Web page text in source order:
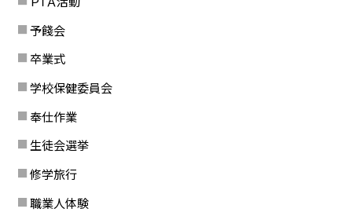
予餞会
卒業式
学校保健委員会
奉仕作業
生徒会選挙
修学旅行
職業人体験